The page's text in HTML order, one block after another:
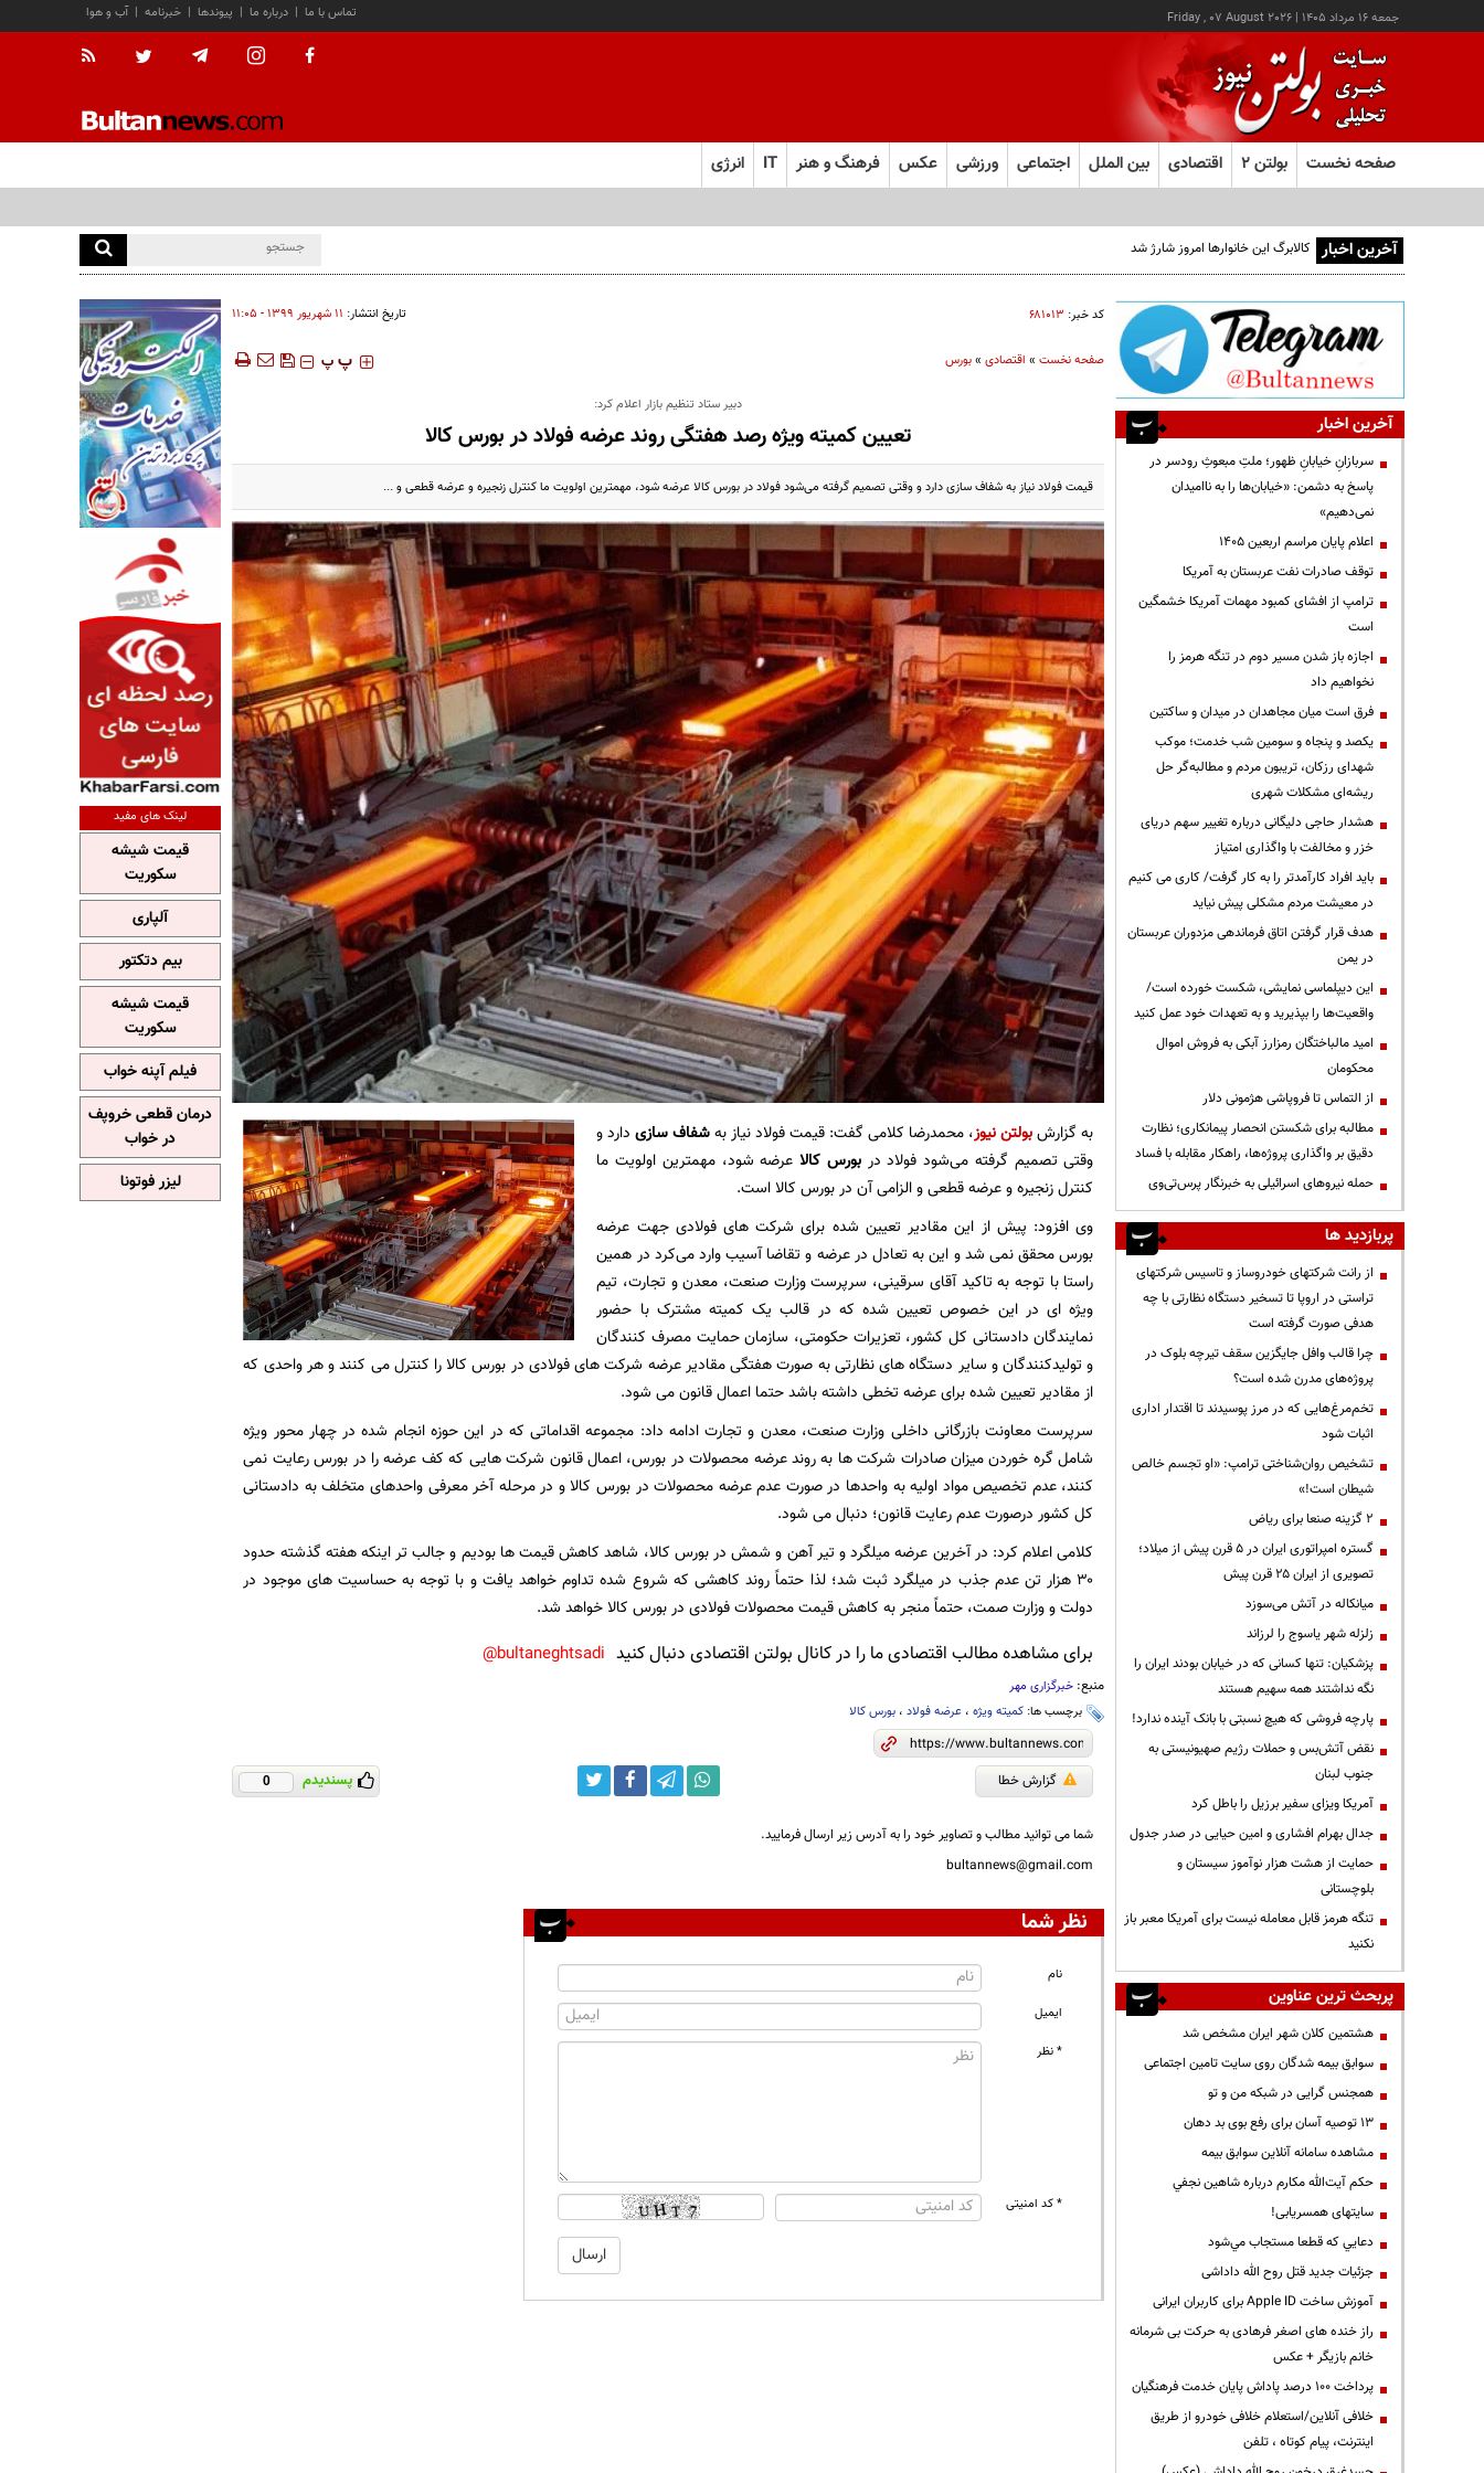
جمعه ۱۶ مرداد ۱۴۰۵ |
Friday , 07 August 2026 آب و هوا | خبرنامه | پیوندها | درباره ما | تماس با ما
صفحه نخست بولتن ۲ اقتصادی بین الملل اجتماعی ورزشی عکس فرهنگ و هنر IT انرژی
آخرین اخبار
کد خبر: ۶۸۱۰۱۳ تاریخ انتشار: ۱۱ شهريور ۱۳۹۹ - ۱۱:۰۵
صفحه نخست» اقتصادی»بورس ‍‍‍ پ پ
دبیر ستاد تنظیم بازار اعلام کرد:
تعیین کمیته ویژه رصد هفتگی روند عرضه فولاد در بورس کالا
قیمت فولاد نیاز به شفاف سازی دارد و وقتی تصمیم گرفته می‌شود فولاد در بورس کالا عرضه شود، مهمترین اولویت ما کنترل زنجیره و عرضه قطعی و ...
به گزارشبولتن نیوز، محمدرضا کلامی گفت: قیمت فولاد نیاز بهشفاف سازیدارد و
وقتی تصمیم گرفته می‌شود فولاد دربورس کالاعرضه شود، مهمترین اولویت ما
کنترل زنجیره و عرضه قطعی و الزامی آن در بورس کالا است.
وی افزود: پیش از این مقادیر تعیین شده برای شرکت های فولادی جهت عرضه
بورس محقق نمی شد و این به تعادل در عرضه و تقاضا آسیب وارد می‌کرد در همین
راستا با توجه به تاکید آقای سرقینی، سرپرست وزارت صنعت، معدن و تجارت، تیم
ویژه ای در این خصوص تعیین شده که در قالب یک کمیته مشترک با حضور
نمایندگان دادستانی کل کشور، تعزیرات حکومتی، سازمان حمایت مصرف کنندگان
و تولیدکنندگان و سایر دستگاه های نظارتی به صورت هفتگی مقادیر عرضه شرکت های فولادی در بورس کالا را کنترل می کنند و هر واحدی که
از مقادیر تعیین شده برای عرضه تخطی داشته باشد حتما اعمال قانون می شود.
سرپرست معاونت بازرگانی داخلی وزارت صنعت، معدن و تجارت ادامه داد: مجموعه اقداماتی که در این حوزه انجام شده در چهار محور ویژه
شامل گره خوردن میزان صادرات شرکت ها به روند عرضه محصولات در بورس، اعمال قانون شرکت هایی که کف عرضه را در بورس رعایت نمی
کنند، عدم تخصیص مواد اولیه به واحدها در صورت عدم عرضه محصولات در بورس کالا و در مرحله آخر معرفی واحدهای متخلف به دادستانی
کل کشور درصورت عدم رعایت قانون؛ دنبال می شود.
کلامی اعلام کرد: در آخرین عرضه میلگرد و تیر آهن و شمش در بورس کالا، شاهد کاهش قیمت ها بودیم و جالب تر اینکه هفته گذشته حدود
۳۰ هزار تن عدم جذب در میلگرد ثبت شد؛ لذا حتماً روند کاهشی که شروع شده تداوم خواهد یافت و با توجه به حساسیت های موجود در
دولت و وزارت صمت، حتماً منجر به کاهش قیمت محصولات فولادی در بورس کالا خواهد شد.
برای مشاهده مطالب اقتصادی ما را در کانال بولتن اقتصادی دنبال کنید bultaneghtsadi@
منبع: خبرگزاری مهر
برچسب ها: کمیته ویژه، عرضه فولاد، بورس کالا
گزارش خطا پسندیدم 0
شما می توانید مطالب و تصاویر خود را به آدرس زیر ارسال فرمایید.
bultannews@gmail.com
نظر شما
نام
ایمیل
* نظر
* کد امنیتی
آخرین اخبار
سربازانِ خیابانِ ظهور؛ ملتِ مبعوثِ رودسر در
پاسخ به دشمن: «خیابان‌ها را به ناامیدان
نمی‌دهیم»
اعلام پایان مراسم اربعین ۱۴۰۵
توقف صادرات نفت عربستان به آمریکا
ترامپ از افشای کمبود مهمات آمریکا خشمگین
است
اجازه باز شدن مسیر دوم در تنگه هرمز را
نخواهیم داد
فرق است میان مجاهدان در میدان و ساکتین
یکصد و پنجاه و سومین شب خدمت؛ موکب
شهدای رزکان، تریبون مردم و مطالبه‌گر حل
ریشه‌ای مشکلات شهری
هشدار حاجی دلیگانی درباره تغییر سهم دریای
خزر و مخالفت با واگذاری امتیاز
باید افراد کارآمدتر را به کار گرفت/ کاری می کنیم
در معیشت مردم مشکلی پیش نیاید
هدف قرار گرفتن اتاق‌ فرماندهی مزدوران عربستان
در یمن
این دیپلماسی نمایشی، شکست خورده است/
واقعیت‌ها را بپذیرید و به تعهدات خود عمل کنید
امید مالباختگان رمزارز آبکی به فروش اموال
محکومان
از التماس تا فروپاشی هژمونی دلار
مطالبه برای شکستن انحصار پیمانکاری؛ نظارت
دقیق بر واگذاری پروژه‌ها، راهکار مقابله با فساد
حمله نیروهای اسرائیلی به خبرنگار پرس‌تی‌وی
پربازدید ها
از رانت‌ شرکتهای خودروساز و تاسیس شرکتهای
تراستی در اروپا تا تسخیر دستگاه نظارتی با چه
هدفی صورت گرفته است
چرا قالب وافل جایگزین سقف تیرچه بلوک در
پروژه‌های مدرن شده است؟
تخم‌مرغ‌هایی که در مرز پوسیدند تا اقتدار اداری
اثبات شود
تشخیص روان‌شناختی ترامپ: «او تجسم خالص
شیطان است!»
۲ گزینه صنعا برای ریاض
گستره امپراتوری ایران در ۵ قرن پیش از میلاد؛
تصویری از ایران ۲۵ قرن پیش
میانکاله در آتش می‌سوزد
زلزله شهر یاسوج را لرزاند
پزشکیان: تنها کسانی که در خیابان بودند ایران را
نگه نداشتند همه سهیم هستند
پارچه فروشی که هیچ نسبتی با بانک آینده ندارد!
نقض آتش‌بس و حملات رژیم صهیونیستی به
جنوب لبنان
آمریکا ویزای سفیر برزیل را باطل کرد
جدال بهرام افشاری و امین حیایی در صدر جدول
حمایت از هشت هزار نوآموز سیستان و
بلوچستانی
تنگه هرمز قابل معامله نیست برای آمریکا معبر باز
نکنید
پربحث ترین عناوین
هشتمین کلان شهر ایران مشخص شد
سوابق بیمه شدگان روی سایت تامین اجتماعی
همجنس گرایی در شبکه من و تو
13 توصیه آسان برای رفع بوی بد دهان
مشاهده سامانه آنلاين سوابق بیمه
حكم آيت‌الله مكارم درباره شاهين نجفي
سایتهای همسریابی!
دعايي كه قطعا مستجاب مي‌شود
جزئیات جدید قتل روح الله داداشی
آموزش ساخت Apple ID برای کاربران ایرانی
راز خنده های اصغر فرهادی به حرکت بی شرمانه
خانم بازیگر + عکس
پرداخت ۱۰۰ درصد پاداش پایان خدمت فرهنگیان
خلافی آنلاین/استعلام خلافی خودرو از طریق
اینترنت، پیام کوتاه ، تلفن
لینک های مفید
قیمت شیشه
سکوریت
آلپاری
بیم دتکتور
قیمت شیشه
سکوریت
فیلم آپنه خواب
درمان قطعی خروپف
در خواب
لیزر فوتونا